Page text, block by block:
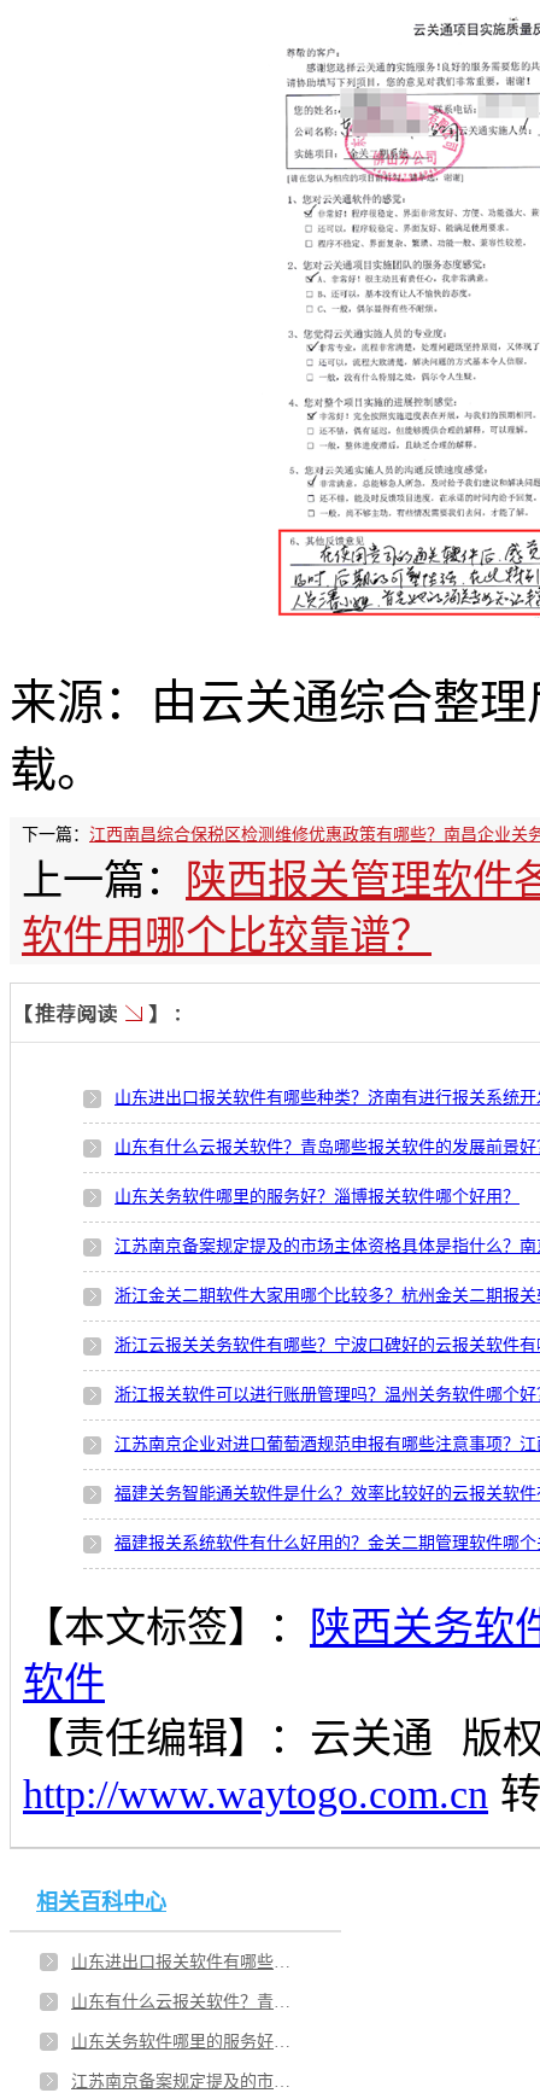
来源：由云关通综合整
载。
下一篇： 江西南昌综合保税区检测维修优惠政策有哪些？南昌企业关
上一篇：
陕西报关管理软件
软件用哪个比较靠谱？
山东进出口报关软件有哪些种类？济南有进行报关系统
山东有什么云报关软件？青岛哪些报关软件的发展前景好
山东关务软件哪里的服务好？淄博报关软件哪个好用？
江苏南京备案规定提及的市场主体资格具体是指什么？
浙江金关二期软件大家用哪个比较多？杭州金关二期报
浙江云报关关务软件有哪些？宁波口碑好的云报关软件
浙江报关软件可以进行账册管理吗？温州关务软件哪个好
江苏南京企业对进口葡萄酒规范申报有哪些注意事项？
福建关务智能通关软件是什么？效率比较好的云报关软
福建报关系统软件有什么好用的？金关二期管理软件哪
【本文标签】：
陕西关务软
软件
【责任编辑】： 云关通
版
http://www.waytogo.com.cn
相关百科中心
山东进出口报关软件有哪些种类？济南有进行报关系统开发的公司吗？
山东有什么云报关软件？青岛哪些报关软件的发展前景好？
山东关务软件哪里的服务好？淄博报关软件哪个好用？
江苏南京备案规定提及的市场主体资格具体是指什么？南京企业关务管理系统是否符合企业要求？